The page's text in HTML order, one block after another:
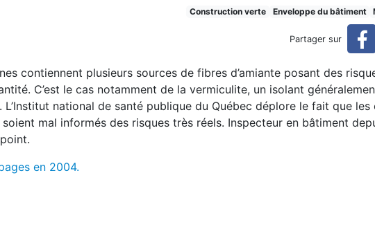
mortelle dans ma maison?
Construction verte Enveloppe du bâtiment
Partager sur
contiennent plusieurs sources de fibres d’amiante posant des
C’est le cas notamment de la vermiculite, un isolant
L’Institut national de santé publique du Québec déplore le fait que
mal informés des risques très réels. Inspecteur en bâtiment
en 2004.